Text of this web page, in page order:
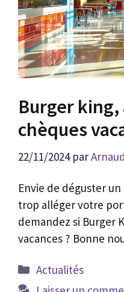
Burger
chèques
22/11/2024 par
Envie de déguster
trop alléger votre
demandez si Burger
vacances ? Bonne
Catégories
Actualités